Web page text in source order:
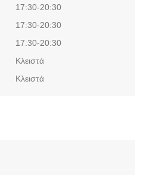
17:30-20:30
17:30-20:30
17:30-20:30
Κλειστά
Κλειστά